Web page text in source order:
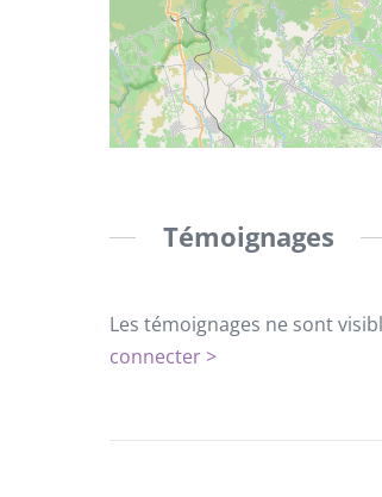
Témoignages
Les témoignages ne sont
connecter >